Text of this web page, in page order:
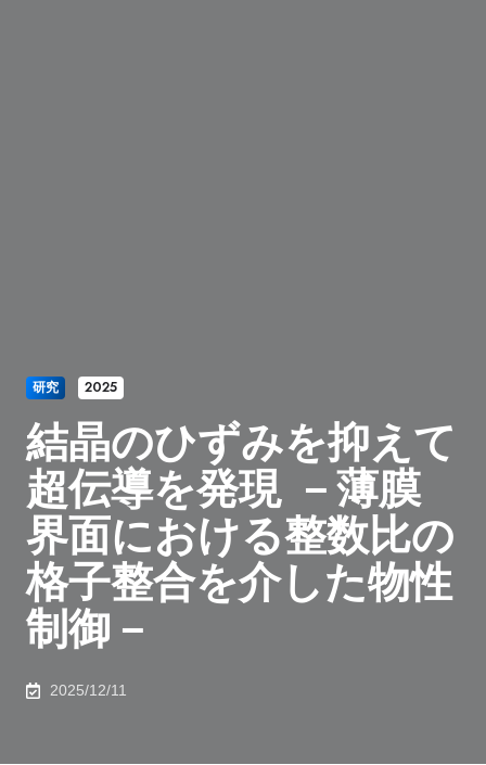
研究 2025
結晶のひずみを抑えて
超伝導を発現 －薄膜
界面における整数比の
格子整合を介した物性
制御－
2025/12/11